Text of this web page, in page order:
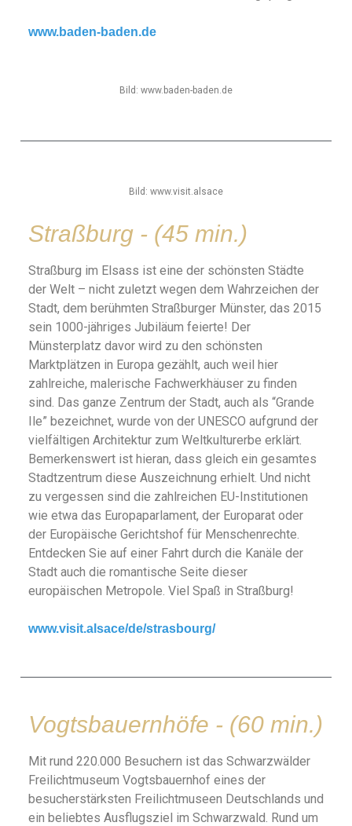
www.baden-baden.de
Bild: www.baden-baden.de
Bild: www.visit.alsace
Straßburg - (45 min.)
Straßburg im Elsass ist eine der schönsten Städte
der Welt – nicht zuletzt wegen dem Wahrzeichen der
Stadt, dem berühmten Straßburger Münster, das 2015
sein 1000-jähriges Jubiläum feierte! Der
Münsterplatz davor wird zu den schönsten
Marktplätzen in Europa gezählt, auch weil hier
zahlreiche, malerische Fachwerkhäuser zu finden
sind. Das ganze Zentrum der Stadt, auch als “Grande
Ile” bezeichnet, wurde von der UNESCO aufgrund der
vielfältigen Architektur zum Weltkulturerbe erklärt.
Bemerkenswert ist hieran, dass gleich ein gesamtes
Stadtzentrum diese Auszeichnung erhielt. Und nicht
zu vergessen sind die zahlreichen EU-Institutionen
wie etwa das Europaparlament, der Europarat oder
der Europäische Gerichtshof für Menschenrechte.
Entdecken Sie auf einer Fahrt durch die Kanäle der
Stadt auch die romantische Seite dieser
europäischen Metropole. Viel Spaß in Straßburg!
www.visit.alsace/de/strasbourg/
Vogtsbauernhöfe - (60 min.)
Mit rund 220.000 Besuchern ist das Schwarzwälder
Freilichtmuseum Vogtsbauernhof eines der
besucherstärksten Freilichtmuseen Deutschlands und
ein beliebtes Ausflugsziel im Schwarzwald. Rund um